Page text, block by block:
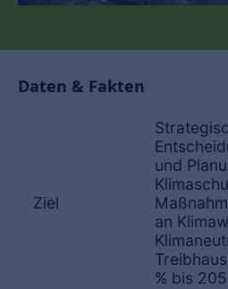
Daten & Fakten
Ziel
und
an
% bis